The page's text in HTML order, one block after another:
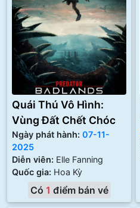
Quái Thú Vô Hình:
Vùng Đất Chết Chóc
Ngày phát hành: 07-11-
2025
Diễn viên: Elle Fanning
Quốc gia: Hoa Kỳ
Có 1 điểm bán vé